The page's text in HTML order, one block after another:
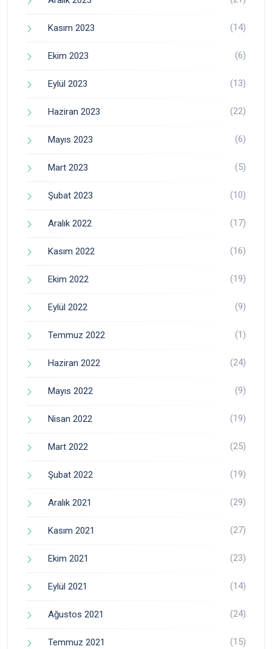
Kasım 2023 (14)
Ekim 2023 (6)
Eylül 2023 (13)
Haziran 2023 (22)
Mayıs 2023 (6)
Mart 2023 (5)
Şubat 2023 (10)
Aralık 2022 (17)
Kasım 2022 (16)
Ekim 2022 (19)
Eylül 2022 (9)
Temmuz 2022 (1)
Haziran 2022 (24)
Mayıs 2022 (9)
Nisan 2022 (19)
Mart 2022 (25)
Şubat 2022 (19)
Aralık 2021 (29)
Kasım 2021 (27)
Ekim 2021 (23)
Eylül 2021 (14)
Ağustos 2021 (24)
Temmuz 2021 (15)